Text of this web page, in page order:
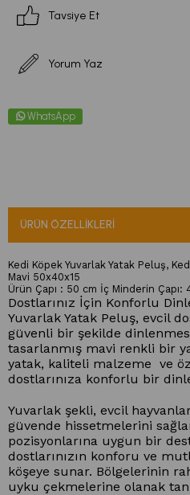
Tavsiye Et
Yorum Yaz
WhatsApp
ÜRÜN ÖZELLIKLERI
Kedi Köpek Yuvarlak Yatak Peluş,
Mavi 50x40x15
Ürün Çapı : 50 cm İç Minderin Çapı:
Dostlarınız İçin Konforlu
Yuvarlak Yatak Peluş, evcil
güvenli bir şekilde
tasarlanmış mavi renkli bir
yatak, kaliteli malzeme  ve
dostlarınıza konforlu bir
Yuvarlak şekli, evcil
güvende hissetmelerini
pozisyonlarına uygun bir
dostlarınızın konforu ve
köşeye sunar. Bölgelerinin
uyku çekmelerine olanak